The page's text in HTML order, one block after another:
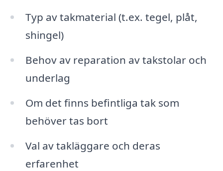
Typ av takmaterial (t.ex. tegel, plåt,
shingel)
Behov av reparation av takstolar och
underlag
Om det finns befintliga tak som
behöver tas bort
Val av takläggare och deras
erfarenhet